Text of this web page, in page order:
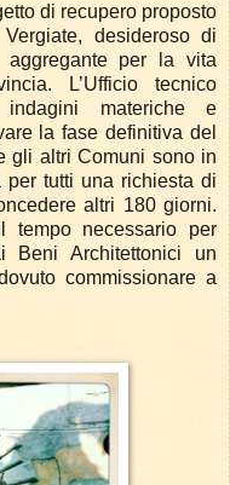
di recupero proposto
desideroso di
per la vita
L’Ufficio tecnico
materiche e
la fase definitiva del
gli altri Comuni sono in
tutti una richiesta di
altri 180 giorni.
tempo necessario per
Beni Architettonici un
commissionare a